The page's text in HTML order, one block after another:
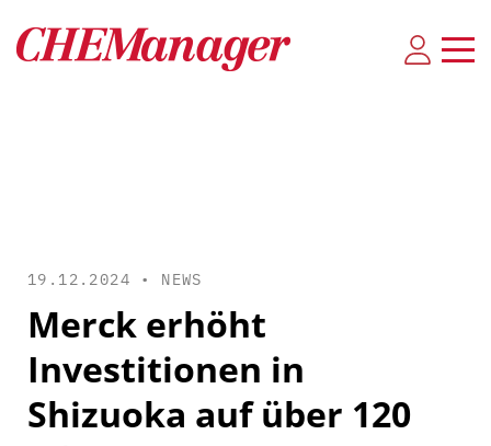
19.12.2024 • NEWS
Merck erhöht
Investitionen in
Shizuoka auf über 120